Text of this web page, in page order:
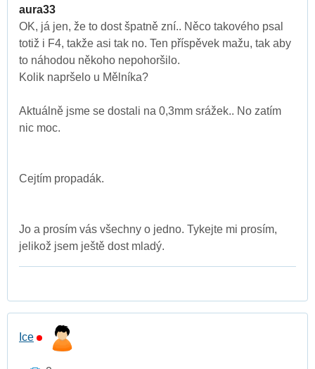
aura33
OK, já jen, že to dost špatně zní.. Něco takového psal
totiž i F4, takže asi tak no. Ten příspěvek mažu, tak aby
to náhodou někoho nepohoršilo.
Kolik napršelo u Mělníka?
Aktuálně jsme se dostali na 0,3mm srážek.. No zatím
nic moc.
Cejtím propadák.
Jo a prosím vás všechny o jedno. Tykejte mi prosím,
jelikož jsem ještě dost mladý.
Ice